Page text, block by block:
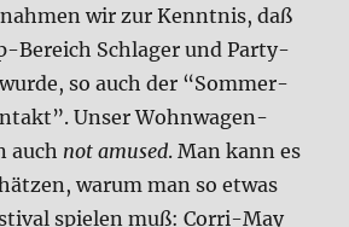
wir zur Kennt­nis, daß
Bereich Schla­ger und Par­ty-
so auch der “Som­mer­
Unser Wohn­wa­gen-
auch not amu­sed. Man kann es
war­um man so etwas
spie­len muß: Cor­ri-May